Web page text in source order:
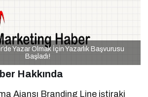
Yazar Olmak İçin Yazarlık Başvurusu
Başladı!
Hakkında
Ajansı Branding Line iştiraki